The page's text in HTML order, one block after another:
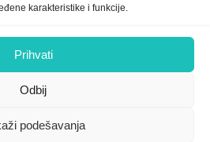
karakteristike i funkcije.
Prihvati
Odbij
podešavanja